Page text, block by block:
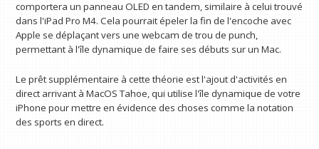
comportera un panneau OLED en tandem, similaire à celui trouvé
dans l'iPad Pro M4. Cela pourrait épeler la fin de l'encoche avec
Apple se déplaçant vers une webcam de trou de punch,
permettant à l'île dynamique de faire ses débuts sur un Mac.
Le prêt supplémentaire à cette théorie est l'ajout d'activités en
direct arrivant à MacOS Tahoe, qui utilise l'île dynamique de votre
iPhone pour mettre en évidence des choses comme la notation
des sports en direct.